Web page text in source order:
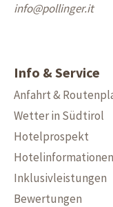
info@pollinger.it
Info & Service
Anfahrt &
Wetter in Südtirol
Hotelprospekt
Hotelinformationen
Inklusivleistungen
Bewertungen